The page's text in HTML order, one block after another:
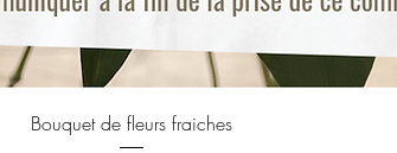
Schnellansicht
Bouquet de fleurs fraiches